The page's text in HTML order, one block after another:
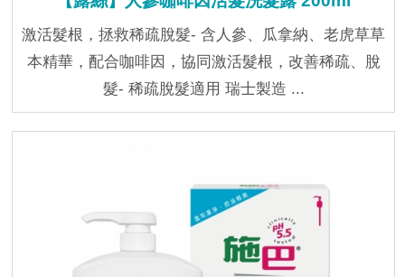
激活髮根，拯救稀疏脫髮- 含人參、瓜拿納、老虎草草
本精華，配合咖啡因，協同激活髮根，改善稀疏、脫
髮- 稀疏脫髮適用 瑞士製造 ...